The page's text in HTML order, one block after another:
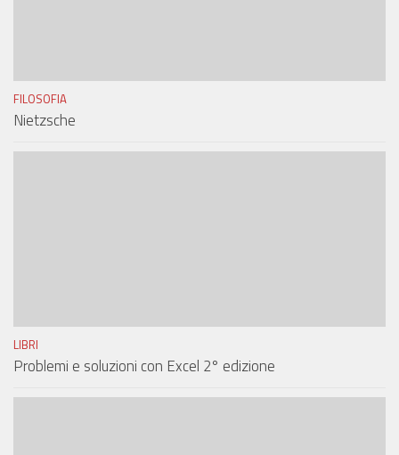
FILOSOFIA
Nietzsche
LIBRI
Problemi e soluzioni con Excel 2° edizione